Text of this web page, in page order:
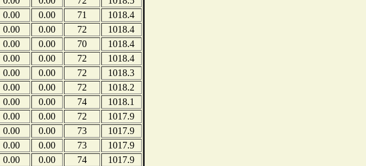
0.00 0.00 71
1018.4
0.00 0.00 72
1018.4
0.00 0.00 70
1018.4
0.00 0.00 72
1018.4
0.00 0.00 72
1018.3
0.00 0.00 72
1018.2
0.00 0.00 74
1018.1
0.00 0.00 72
1017.9
0.00 0.00 73
1017.9
0.00 0.00 73
1017.9
0.00 0.00 74
1017.9